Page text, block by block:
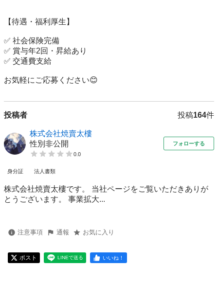
【待遇・福利厚生】
✅ 社会保険完備
✅ 賞与年2回・昇給あり
✅ 交通費支給
お気軽にご応募ください😊
投稿者 投稿164件
株式会社焼賣太樓
性別非公開
0.0
フォローする
身分証 法人書類
株式会社焼賣太樓です。 当社ページをご覧いただきありが
とうございます。 事業拡大...
注意事項 通報 お気に入り
ポスト LINEで送る いいね！